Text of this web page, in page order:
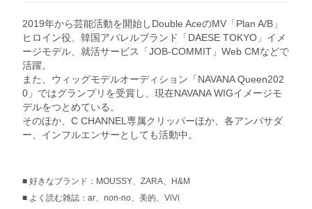
2019年から芸能活動を開始しDouble AceのMV「Plan A/B」
ヒロイン役、韓国アパレルブランド「DAESE TOKYO」イメ
ージモデル、就活サービス「JOB-COMMIT」Web CMなどで
活躍。
また、ウィッグモデルオーディション「NAVANA Queen202
0」ではグランプリを受賞し、現在NAVANA WIGイメージモ
デルをつとめている。
そのほか、C CHANNEL専属クリッパーほか、各アンバサダ
ー、インフルエンサーとしても活動中。
好きなブランド：MOUSSY、ZARA、H&M
よく読む雑誌：ar、non-no、美的、ViVi